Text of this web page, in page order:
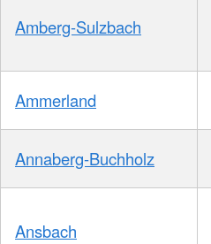
Amberg-Sulzbach
Ammerland
Annaberg-Buchholz
Ansbach